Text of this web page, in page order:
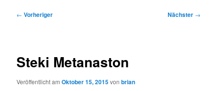
Beitragsnavigation
← Vorheriger Nächster →
Steki Metanaston
Veröffentlicht amOktober 15, 2015vonbrian